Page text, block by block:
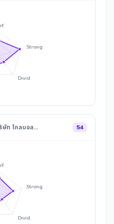
Strong
Divid.
ษัท โกลบอล… 54
Strong
Divid.